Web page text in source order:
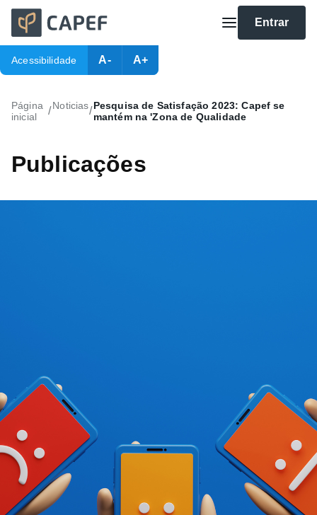
Entrar
Acessibilidade A- A+
Página
inicial
/Noticias/ Pesquisa de Satisfação 2023: Capef se
mantém na 'Zona de Qualidade
Publicações